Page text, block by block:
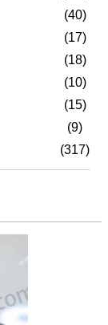
(40)
(17)
(18)
(10)
(15)
(9)
(317)